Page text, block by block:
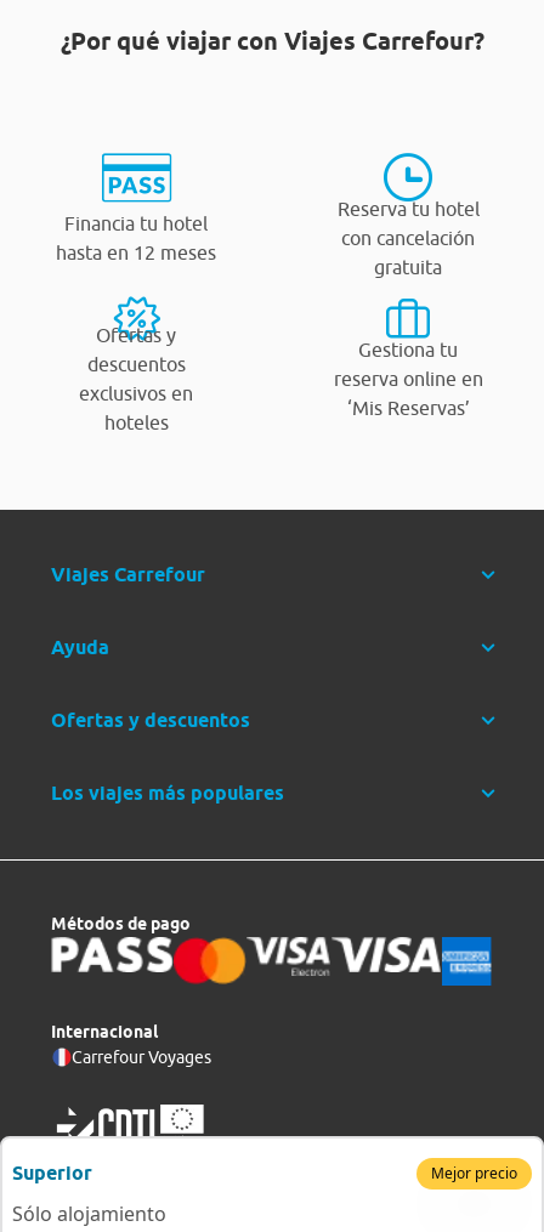
Superior Mejor precio
Sólo alojamiento
¿Por qué viajar con Viajes Carrefour?
Financia tu hotel
hasta en 12 meses
Reserva tu hotel
con cancelación
gratuita
Ofertas y
descuentos
exclusivos en
hoteles
Gestiona tu
reserva online en
‘Mis Reservas’
Viajes Carrefour
Ayuda
Ofertas y descuentos
Los viajes más populares
Métodos de pago
Internacional
Carrefour Voyages